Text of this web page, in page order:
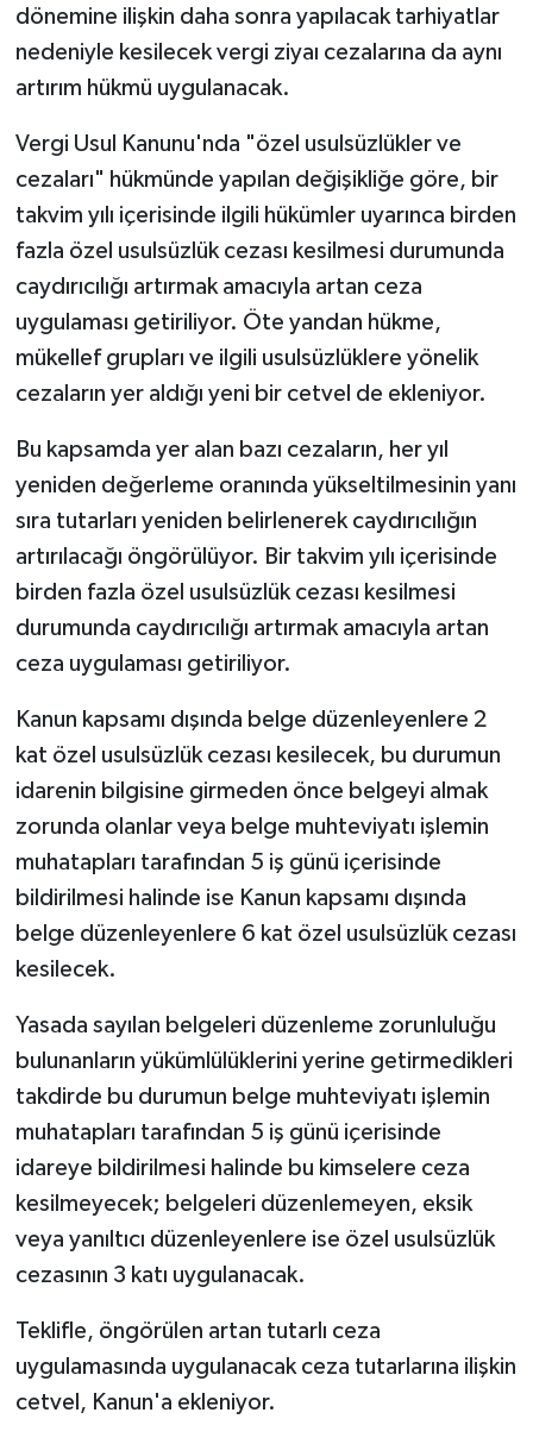
dönemine ilişkin daha sonra yapılacak tarhiyatlar
nedeniyle kesilecek vergi ziyaı cezalarına da aynı
artırım hükmü uygulanacak.
Vergi Usul Kanunu'nda "özel usulsüzlükler ve
cezaları" hükmünde yapılan değişikliğe göre, bir
takvim yılı içerisinde ilgili hükümler uyarınca birden
fazla özel usulsüzlük cezası kesilmesi durumunda
caydırıcılığı artırmak amacıyla artan ceza
uygulaması getiriliyor. Öte yandan hükme,
mükellef grupları ve ilgili usulsüzlüklere yönelik
cezaların yer aldığı yeni bir cetvel de ekleniyor.
Bu kapsamda yer alan bazı cezaların, her yıl
yeniden değerleme oranında yükseltilmesinin yanı
sıra tutarları yeniden belirlenerek caydırıcılığın
artırılacağı öngörülüyor. Bir takvim yılı içerisinde
birden fazla özel usulsüzlük cezası kesilmesi
durumunda caydırıcılığı artırmak amacıyla artan
ceza uygulaması getiriliyor.
Kanun kapsamı dışında belge düzenleyenlere 2
kat özel usulsüzlük cezası kesilecek, bu durumun
idarenin bilgisine girmeden önce belgeyi almak
zorunda olanlar veya belge muhteviyatı işlemin
muhatapları tarafından 5 iş günü içerisinde
bildirilmesi halinde ise Kanun kapsamı dışında
belge düzenleyenlere 6 kat özel usulsüzlük cezası
kesilecek.
Yasada sayılan belgeleri düzenleme zorunluluğu
bulunanların yükümlülüklerini yerine getirmedikleri
takdirde bu durumun belge muhteviyatı işlemin
muhatapları tarafından 5 iş günü içerisinde
idareye bildirilmesi halinde bu kimselere ceza
kesilmeyecek; belgeleri düzenlemeyen, eksik
veya yanıltıcı düzenleyenlere ise özel usulsüzlük
cezasının 3 katı uygulanacak.
Teklifle, öngörülen artan tutarlı ceza
uygulamasında uygulanacak ceza tutarlarına ilişkin
cetvel, Kanun'a ekleniyor.